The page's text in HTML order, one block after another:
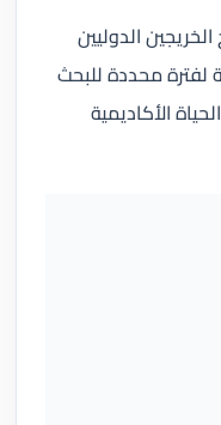
الدوليين
لفترة محددة للبحث
الأكاديمية